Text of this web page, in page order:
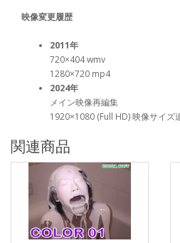
映像変更履歴
2011年
720×404 wmv
1280×720 mp4
2024年
メイン映像再編集
1920×1080 (Full HD) 映像サイズ
関連商品